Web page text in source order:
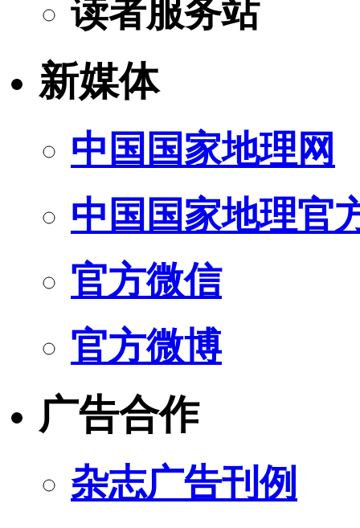
读者服务站
新媒体
中国国家地理网
中国国家地理官
官方微信
官方微博
广告合作
杂志广告刊例